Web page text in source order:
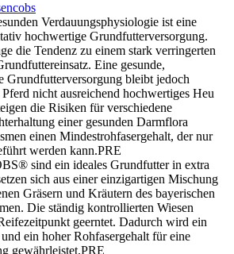
Verdauungsphysiologie ist eine
hochwertige Grundfutterversorgung.
die Tendenz zu einem stark verringerten
Eine gesunde,
Grundfutterversorgung bleibt jedoch
nicht ausreichend hochwertiges Heu
die Risiken für verschiedene
einer gesunden Darmflora
einen Mindestrohfasergehalt, der nur
werden kann.PRE
sind ein ideales Grundfutter in extra
sich aus einer einzigartigen Mischung
Gräsern und Kräutern des bayerischen
Die ständig kontrollierten Wiesen
geerntet. Dadurch wird ein
ein hoher Rohfasergehalt für eine
gewährleistet.PRE